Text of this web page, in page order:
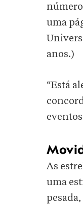
uma
anos.)
“Está
As
uma